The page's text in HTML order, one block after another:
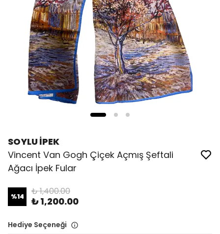
SOYLU İPEK
Vincent Van Gogh Çiçek Açmış Şeftali
Ağacı İpek Fular
%14 ₺ 1,400.00
₺ 1,200.00
Hediye Seçeneği